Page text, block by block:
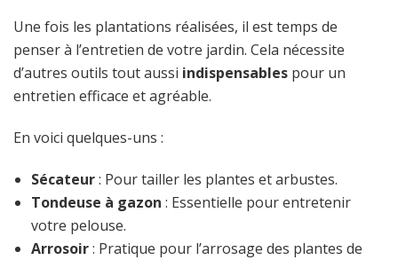
Une fois les plantations réalisées, il est temps de
penser à l’entretien de votre jardin. Cela nécessite
d’autres outils tout aussi indispensables pour un
entretien efficace et agréable.
En voici quelques-uns :
Sécateur: Pour tailler les plantes et arbustes.
Tondeuse à gazon : Essentielle pour entretenir
votre pelouse.
Arrosoir: Pratique pour l’arrosage des plantes de